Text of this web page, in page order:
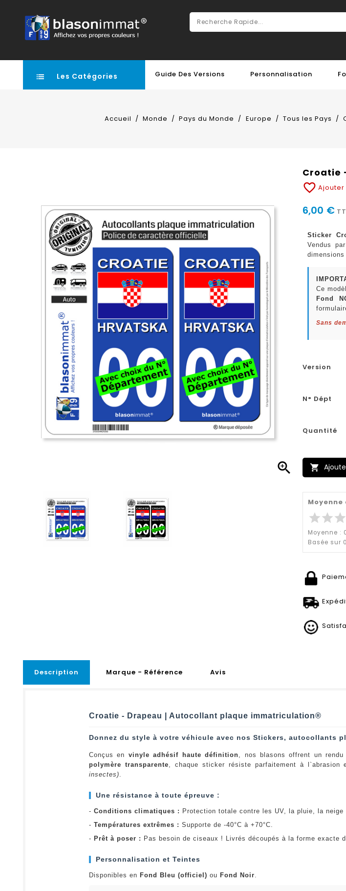
Les Catégories Guide Des Versions Personnalisation
Accueil Monde Pays du Monde Europe Tous les Pays

Croatie
favorite_border
6,00 €
Sticker
Vendus par
Ce
Fond
Sans
Version
N° Dépt
Quantité

starstarstar
Moyenne :
Basée sur 0
Description Marque - Référence Avis
Croatie - Drapeau | Autocollant plaque immatriculation®
Donnez du style à votre véhicule avec nos Stickers, autocollants
Conçus en vinyle adhésif haute définition , nos blasons offrent un
polymère transparente , chaque sticker résiste parfaitement à
insectes)
Une résistance à toute épreuve :
- Conditions climatiques : Protection totale contre les UV, la pluie, la neige
- Températures extrêmes : Supporte de -40°C à +70°C.
- Prêt à poser : Pas besoin de ciseaux ! Livrés découpés à la forme exacte
Personnalisation et Teintes
Disponibles en Fond Bleu (officiel) ou Fond Noir